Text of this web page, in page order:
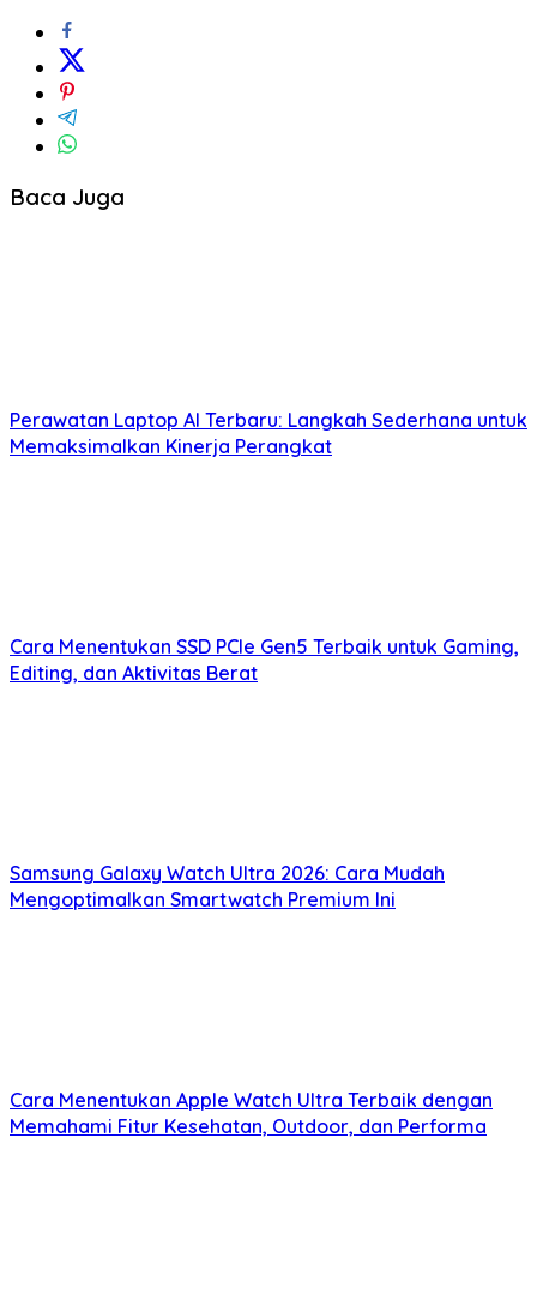
Baca Juga
Perawatan Laptop AI Terbaru: Langkah Sederhana untuk
Memaksimalkan Kinerja Perangkat
Cara Menentukan SSD PCIe Gen5 Terbaik untuk Gaming,
Editing, dan Aktivitas Berat
Samsung Galaxy Watch Ultra 2026: Cara Mudah
Mengoptimalkan Smartwatch Premium Ini
Cara Menentukan Apple Watch Ultra Terbaik dengan
Memahami Fitur Kesehatan, Outdoor, dan Performa